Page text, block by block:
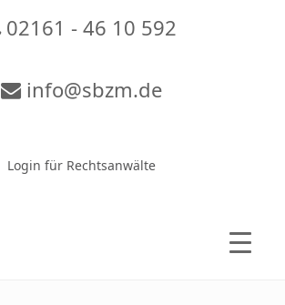
02161 - 46 10 592
info@sbzm.de
Login für Rechtsanwälte